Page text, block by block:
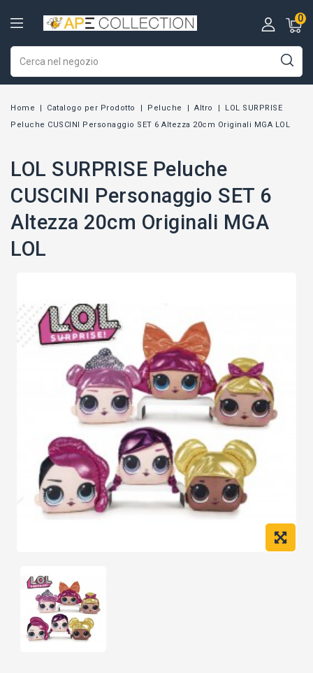
0
Home Catalogo per Prodotto Peluche Altro
LOL SURPRISE
Peluche CUSCINI Personaggio SET 6 Altezza 20cm Originali MGA LOL
LOL SURPRISE Peluche
CUSCINI Personaggio SET 6
Altezza 20cm Originali MGA
LOL